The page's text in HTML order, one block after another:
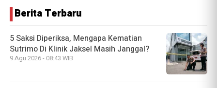
Berita Terbaru
5 Saksi Diperiksa, Mengapa Kematian
Sutrimo Di Klinik Jaksel Masih Janggal?
9 Agu 2026 - 08:43 WIB